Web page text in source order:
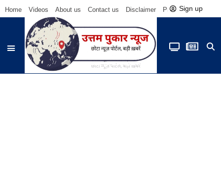
Home Videos About us Contact us Disclaimer Privacy Policy
Sign up